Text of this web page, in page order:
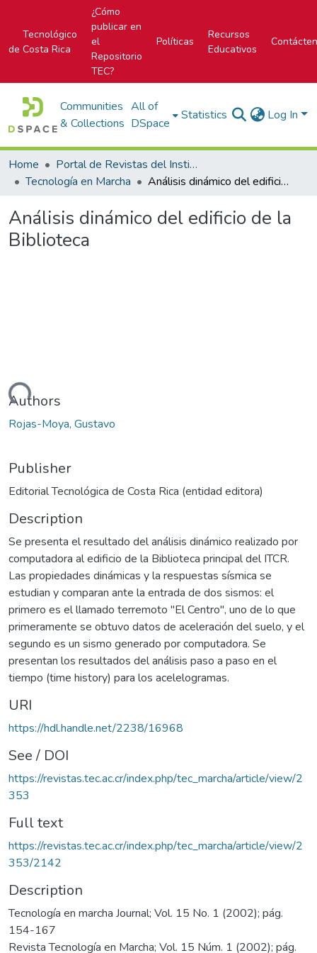
Tecnológico
de Costa Rica
¿Cómo
publicar en
el
Repositorio
TEC?
Políticas
Recursos
Educativos
Communities
& Collections
All of
DSpace
Statistics Log In
Home
Portal de Revistas del Instituto Tecnológico de Costa Rica
Tecnología en Marcha
Análisis dinámico del edificio de la Biblioteca
Análisis dinámico del edificio de la
Biblioteca
Authors
Rojas-Moya, Gustavo
Publisher
Editorial Tecnológica de Costa Rica (entidad editora)
Description
Se presenta el resultado del análisis dinámico realizado por
computadora al edificio de la Biblioteca principal del ITCR.
Las propiedades dinámicas y la respuestas sísmica se
estudian y comparan ante la entrada de dos sismos: el
primero es el llamado terremoto "El Centro", uno de lo que
primeramente se obtuvo datos de aceleración del suelo, y el
segundo es un sismo generado por computadora. Se
presentan los resultados del análisis paso a paso en el
tiempo (time history) para los acelelogramas.
URI
https://hdl.handle.net/2238/16968
See / DOI
https://revistas.tec.ac.cr/index.php/tec_marcha/article/view/2
353
Full text
https://revistas.tec.ac.cr/index.php/tec_marcha/article/view/2
353/2142
Description
Tecnología en marcha Journal; Vol. 15 No. 1 (2002); pág.
154-167
Revista Tecnología en Marcha; Vol. 15 Núm. 1 (2002); pág.